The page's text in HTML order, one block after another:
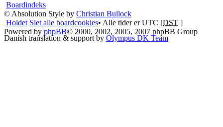
Boardindeks
© Absolution Style by Christian Bullock
Holdet Slet alle boardcookies• Alle tider er UTC [DST ]
Powered by phpBB© 2000, 2002, 2005, 2007 phpBB Group
Danish translation & support by Olympus DK Team